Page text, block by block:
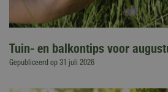
Tuin- en balkontips voor
Gepubliceerd op 31 juli 2026